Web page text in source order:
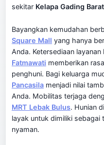
sekitar Kelapa Gading Barat
Bayangkan kemudahan
Square Mall yang hanya
Anda. Ketersediaan
Fatmawati memberikan
penghuni. Bagi keluarga
Pancasila menjadi nilai
Anda. Mobilitas terjaga
MRT Lebak Bulus. Hunian
layak untuk dimiliki sebagai
nyaman.